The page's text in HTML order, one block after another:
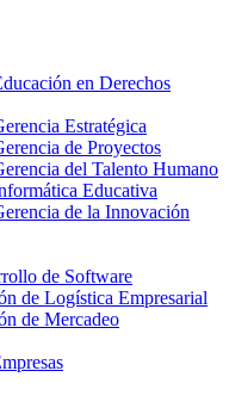
en Derechos
Estratégica
de Proyectos
del Talento Humano
Educativa
de la Innovación
de Software
de Logística Empresarial
de Mercadeo